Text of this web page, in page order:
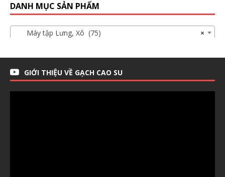
DANH MỤC SẢN PHẨM
×
Máy tập Lưng, Xô (75)
GIỚI THIỆU VỀ GẠCH CAO SU